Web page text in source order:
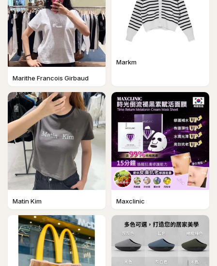
Marithe Francois Girbaud
Markm
Matin Kim Maxclinic